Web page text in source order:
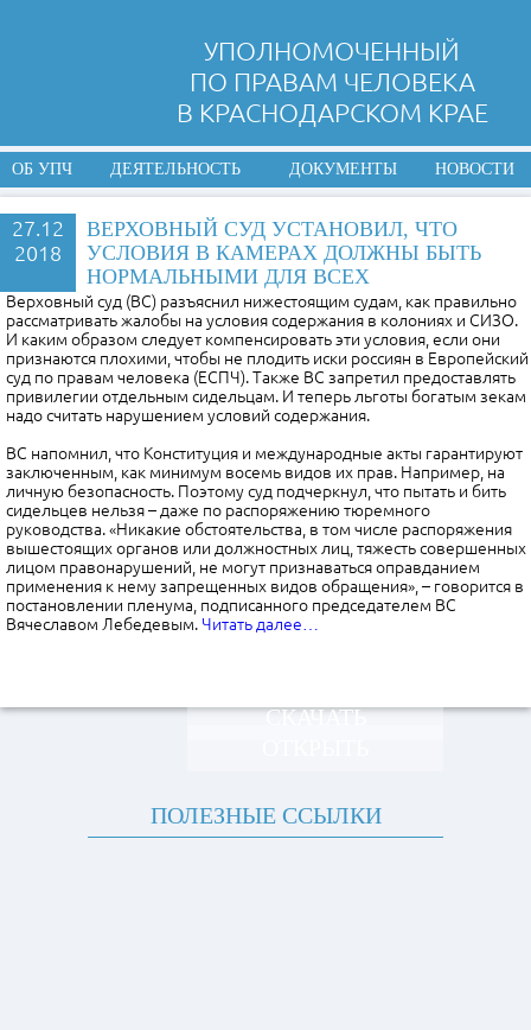
УПОЛНОМОЧЕННЫЙ
ПО ПРАВАМ ЧЕЛОВЕКА
В КРАСНОДАРСКОМ КРАЕ
ОБ УПЧ ДЕЯТЕЛЬНОСТЬ ДОКУМЕНТЫ НОВОСТИ
27.12
2018
ВЕРХОВНЫЙ СУД УСТАНОВИЛ, ЧТО
УСЛОВИЯ В КАМЕРАХ ДОЛЖНЫ БЫТЬ
НОРМАЛЬНЫМИ ДЛЯ ВСЕХ
Верховный суд (ВС) разъяснил нижестоящим судам, как правильно
рассматривать жалобы на условия содержания в колониях и СИЗО.
И каким образом следует компенсировать эти условия, если они
признаются плохими, чтобы не плодить иски россиян в Европейский
суд по правам человека (ЕСПЧ). Также ВС запретил предоставлять
привилегии отдельным сидельцам. И теперь льготы богатым зекам
надо считать нарушением условий содержания.
ВС напомнил, что Конституция и международные акты гарантируют
заключенным, как минимум восемь видов их прав. Например, на
личную безопасность. Поэтому суд подчеркнул, что пытать и бить
сидельцев нельзя – даже по распоряжению тюремного
руководства. «Никакие обстоятельства, в том числе распоряжения
вышестоящих органов или должностных лиц, тяжесть совершенных
лицом правонарушений, не могут признаваться оправданием
применения к нему запрещенных видов обращения», – говорится в
постановлении пленума, подписанного председателем ВС
Вячеславом Лебедевым. Читать далее…
СКАЧАТЬ
ПОЛЕЗНЫЕ ССЫЛКИ